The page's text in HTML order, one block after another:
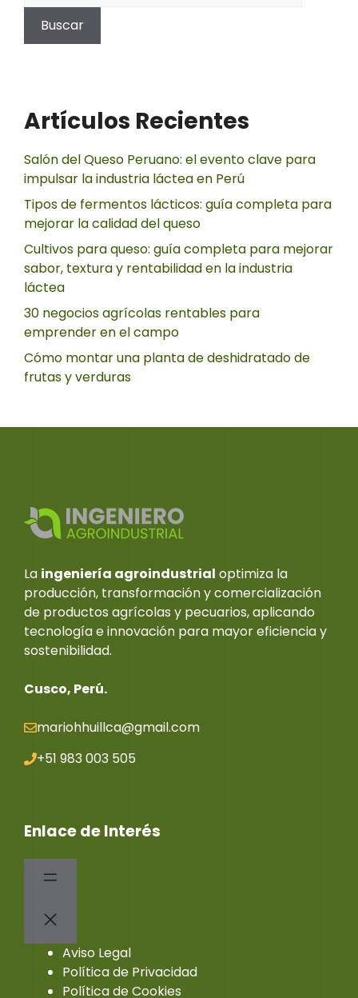
Buscar
Artículos Recientes
Salón del Queso Peruano: el evento clave para
impulsar la industria láctea en Perú
Tipos de fermentos lácticos: guía completa para
mejorar la calidad del queso
Cultivos para queso: guía completa para mejorar
sabor, textura y rentabilidad en la industria
láctea
30 negocios agrícolas rentables para
emprender en el campo
Cómo montar una planta de deshidratado de
frutas y verduras
La ingeniería agroindustrial optimiza la
producción, transformación y comercialización
de productos agrícolas y pecuarios, aplicando
tecnología e innovación para mayor eficiencia y
sostenibilidad.
Cusco, Perú.
mariohhuillca@gmail.com
+51 983 003 505
Enlace de Interés
Aviso Legal
Política de Privacidad
Política de Cookies